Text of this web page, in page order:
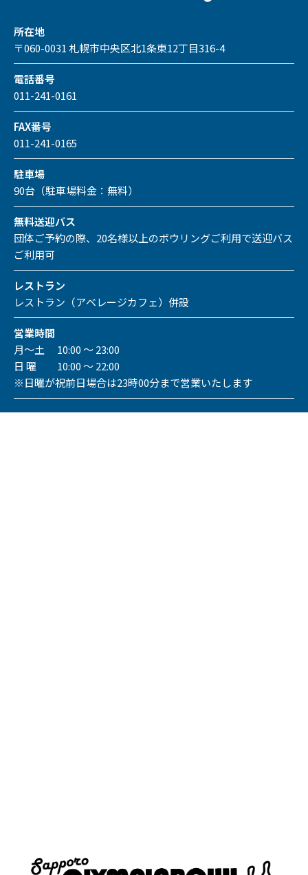
所在地
〒060-0031 札幌市中央区北1条東12丁目316-4
電話番号
011-241-0161
FAX番号
011-241-0165
駐車場
90台（駐車場料金：無料）
無料送迎バス
団体ご予約の際、20名様以上のボウリングご利用で送迎バス
ご利用可
レストラン
レストラン（アベレージカフェ）併設
営業時間
月～土 10:00 ～ 23:00
日 曜 10:00 ～ 22:00
※日曜が祝前日場合は23時00分まで営業いたします